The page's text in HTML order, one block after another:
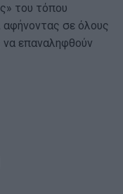
του τόπου
σε όλους
να επαναληφθούν